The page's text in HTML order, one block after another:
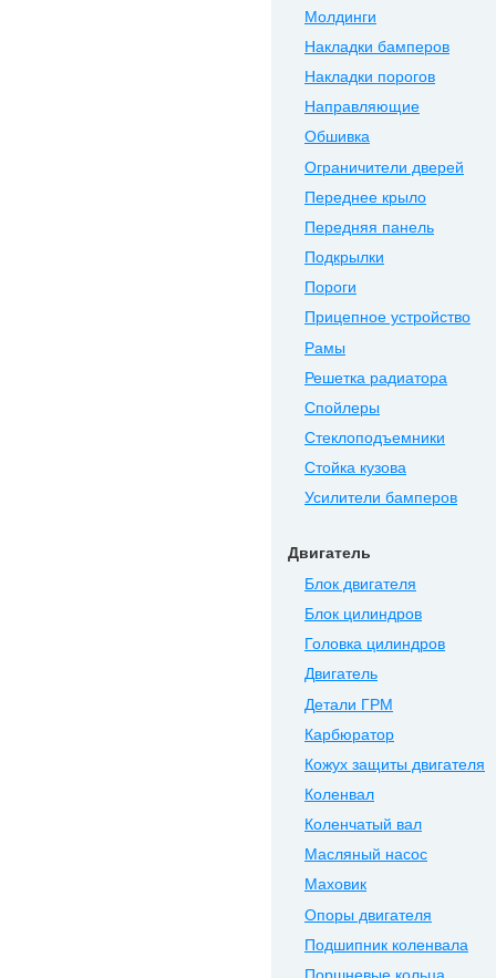
Молдинги
Накладки бамперов
Накладки порогов
Направляющие
Обшивка
Ограничители дверей
Переднее крыло
Передняя панель
Подкрылки
Пороги
Прицепное устройство
Рамы
Решетка радиатора
Спойлеры
Стеклоподъемники
Стойка кузова
Усилители бамперов
Двигатель
Блок двигателя
Блок цилиндров
Головка цилиндров
Двигатель
Детали ГРМ
Карбюратор
Кожух защиты двигателя
Коленвал
Коленчатый вал
Масляный насос
Маховик
Опоры двигателя
Подшипник коленвала